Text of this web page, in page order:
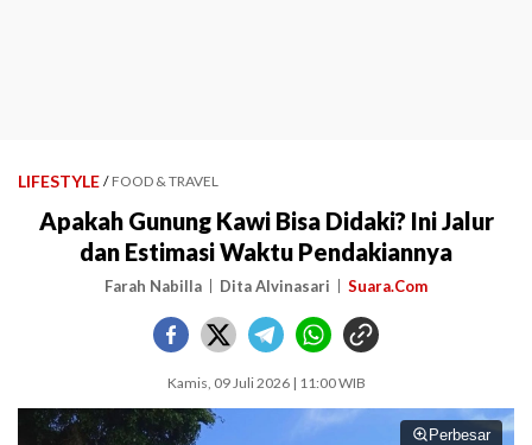
LIFESTYLE / FOOD & TRAVEL
Apakah Gunung Kawi Bisa Didaki? Ini Jalur
dan Estimasi Waktu Pendakiannya
Farah Nabilla Dita Alvinasari Suara.Com
Kamis, 09 Juli 2026 | 11:00 WIB
Perbesar